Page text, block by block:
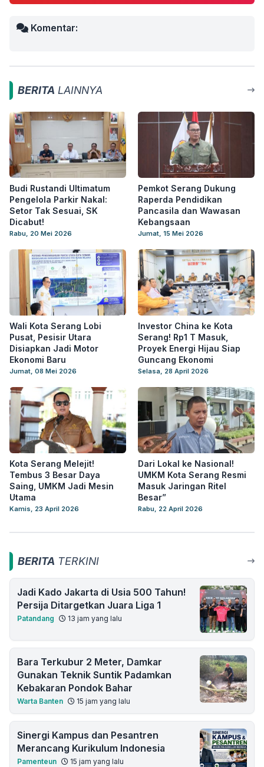
Komentar:
BERITA LAINNYA
Budi Rustandi Ultimatum
Pengelola Parkir Nakal:
Setor Tak Sesuai, SK
Dicabut!
Rabu, 20 Mei 2026
Pemkot Serang Dukung
Raperda Pendidikan
Pancasila dan Wawasan
Kebangsaan
Jumat, 15 Mei 2026
Wali Kota Serang Lobi
Pusat, Pesisir Utara
Disiapkan Jadi Motor
Ekonomi Baru
Jumat, 08 Mei 2026
Investor China ke Kota
Serang! Rp1 T Masuk,
Proyek Energi Hijau Siap
Guncang Ekonomi
Selasa, 28 April 2026
Kota Serang Melejit!
Tembus 3 Besar Daya
Saing, UMKM Jadi Mesin
Utama
Kamis, 23 April 2026
Dari Lokal ke Nasional!
UMKM Kota Serang Resmi
Masuk Jaringan Ritel
Besar”
Rabu, 22 April 2026
BERITA TERKINI
Jadi Kado Jakarta di Usia 500 Tahun!
Persija Ditargetkan Juara Liga 1
Patandang 13 jam yang lalu
Bara Terkubur 2 Meter, Damkar
Gunakan Teknik Suntik Padamkan
Kebakaran Pondok Bahar
Warta Banten 15 jam yang lalu
Sinergi Kampus dan Pesantren
Merancang Kurikulum Indonesia
Pamenteun 15 jam yang lalu